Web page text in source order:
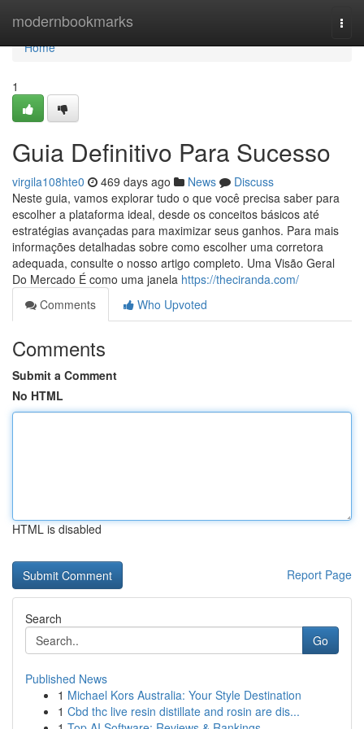
modernbookmarks
Home
Home
1
Guia Definitivo Para Sucesso
virgila108hte0 469 days ago News
Discuss
Neste guia, vamos explorar tudo o que você precisa saber para
escolher a plataforma ideal, desde os conceitos básicos até
estratégias avançadas para maximizar seus ganhos. Para mais
informações detalhadas sobre como escolher uma corretora
adequada, consulte o nosso artigo completo. Uma Visão Geral
Do Mercado É como uma janela https://theciranda.com/
Comments
Who Upvoted
Comments
Submit a Comment
No HTML
HTML is disabled
Report Page
Search
Go
Published News
1 Michael Kors Australia: Your Style Destination
1 Cbd thc live resin distillate and rosin are dis...